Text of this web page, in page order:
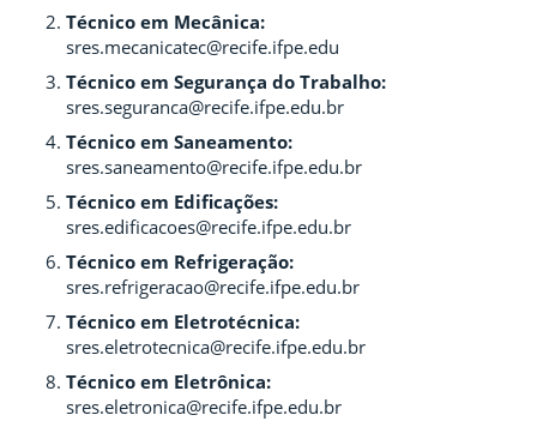
Técnico em Mecânica:
sres.mecanicatec@recife.ifpe.edu
Técnico em Segurança do Trabalho:
sres.seguranca@recife.ifpe.edu.br
Técnico em Saneamento:
sres.saneamento@recife.ifpe.edu.br
Técnico em Edificações:
sres.edificacoes@recife.ifpe.edu.br
Técnico em Refrigeração:
sres.refrigeracao@recife.ifpe.edu.br
Técnico em Eletrotécnica:
sres.eletrotecnica@recife.ifpe.edu.br
Técnico em Eletrônica:
sres.eletronica@recife.ifpe.edu.br